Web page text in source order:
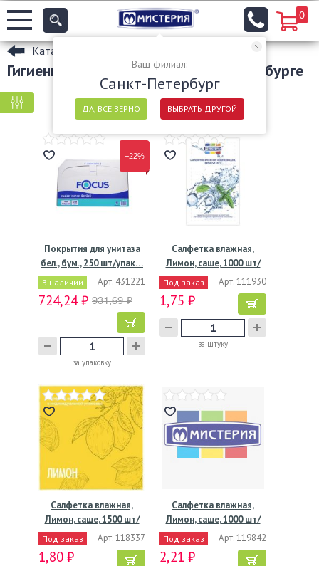
Ваш филиал:
Санкт-Петербург
ДА, ВСЕ ВЕРНО ВЫБРАТЬ ДРУГОЙ
0
Каталог
Гигиенические товары в Санкт-Петербурге
−22%
Покрытия для унитаза
бел., бум., 250 шт/упак…
В наличии Арт: 431221
724,24 ₽ 931,69 ₽
за упаковку
Салфетка влажная,
Лимон, саше, 1000 шт/
кор…
Под заказ Арт: 111930
1,75 ₽
за штуку
Салфетка влажная,
Лимон, саше, 1500 шт/
кор…
Под заказ Арт: 118337
1,80 ₽
Салфетка влажная,
Лимон, саше, 1000 шт/
кор…
Под заказ Арт: 119842
2,21 ₽